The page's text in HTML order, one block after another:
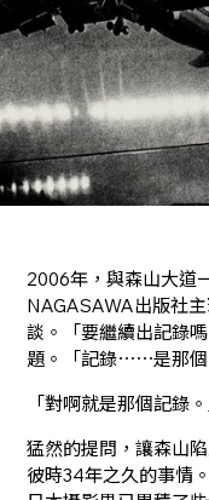
2006年，與森山大道
NAGASAWA出版社
談。「要繼續出記錄
題。「記錄⋯⋯是那個
「對啊就是那個記錄
猛然的提問，讓森山
彼時34年之久的事情